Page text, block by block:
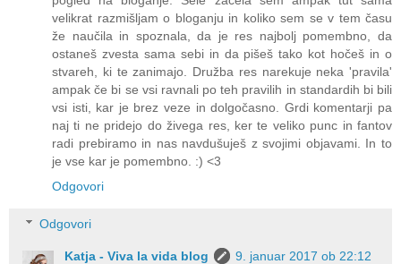
velikrat razmišljam o bloganju in koliko sem se v tem času
že naučila in spoznala, da je res najbolj pomembno, da
ostaneš zvesta sama sebi in da pišeš tako kot hočeš in o
stvareh, ki te zanimajo. Družba res narekuje neka 'pravila'
ampak če bi se vsi ravnali po teh pravilih in standardih bi bili
vsi isti, kar je brez veze in dolgočasno. Grdi komentarji pa
naj ti ne pridejo do živega res, ker te veliko punc in fantov
radi prebiramo in nas navdušuješ z svojimi objavami. In to
je vse kar je pomembno. :) <3
Odgovori
Odgovori
Katja - Viva la vida blog
9. januar 2017 ob 22:12